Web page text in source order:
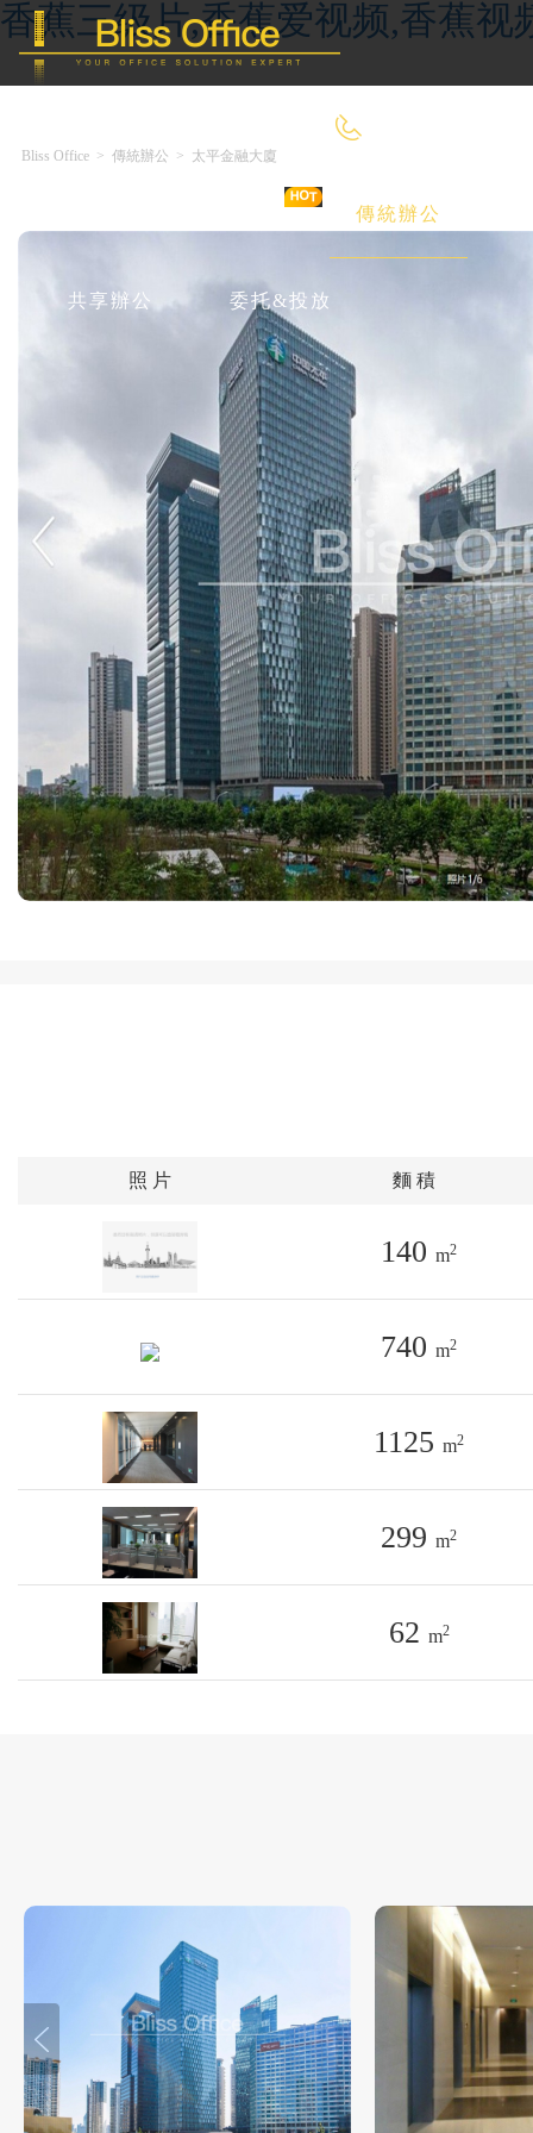
香蕉三级片,香蕉爱视频,香蕉视
傳統辦公
共享辦公 委托&投放
Bliss Office > 傳統辦公 > 太平金融大廈
照 片 麵 積
140 m2
740 m2
1125 m2
299 m2
62 m2